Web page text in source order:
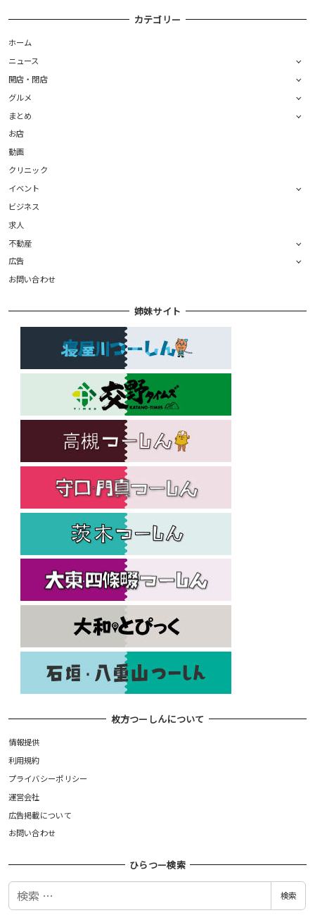
カテゴリー
ホーム
ニュース
開店・閉店
グルメ
まとめ
お店
動画
クリニック
イベント
ビジネス
求人
不動産
広告
お問い合わせ
姉妹サイト
枚方つーしんについて
情報提供
利用規約
プライバシーポリシー
運営会社
広告掲載について
お問い合わせ
ひらつー検索
検
検索